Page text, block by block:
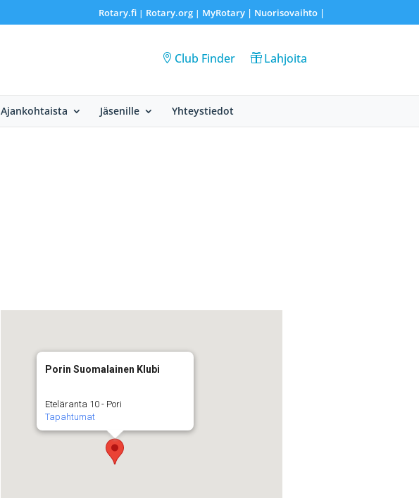
Rotary.fi| Rotary.org| MyRotary | Nuorisovaihto|
Club Finder Lahjoita
Ajankohtaista Jäsenille Yhteystiedot
Porin Suomalainen Klubi
Eteläranta 10 - Pori
Tapahtumat